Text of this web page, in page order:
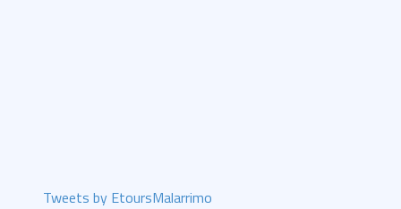
Tweets by EtoursMalarrimo